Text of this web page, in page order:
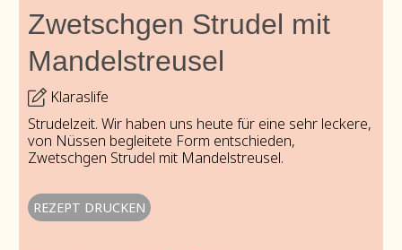
Zwetschgen Strudel mit
Mandelstreusel
Klaraslife
Strudelzeit. Wir haben uns heute für eine sehr leckere,
von Nüssen begleitete Form entschieden,
Zwetschgen Strudel mit Mandelstreusel.
REZEPT DRUCKEN